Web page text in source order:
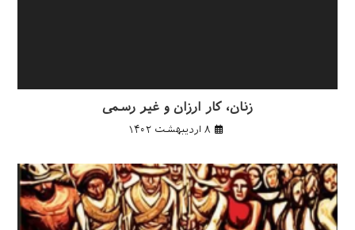
زنان، کار ارزان و غیر رسمی
۸ اردیبهشت ۱۴۰۲